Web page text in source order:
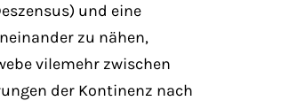
und eine
zu nähen,
vilemehr zwischen
der Kontinenz nach